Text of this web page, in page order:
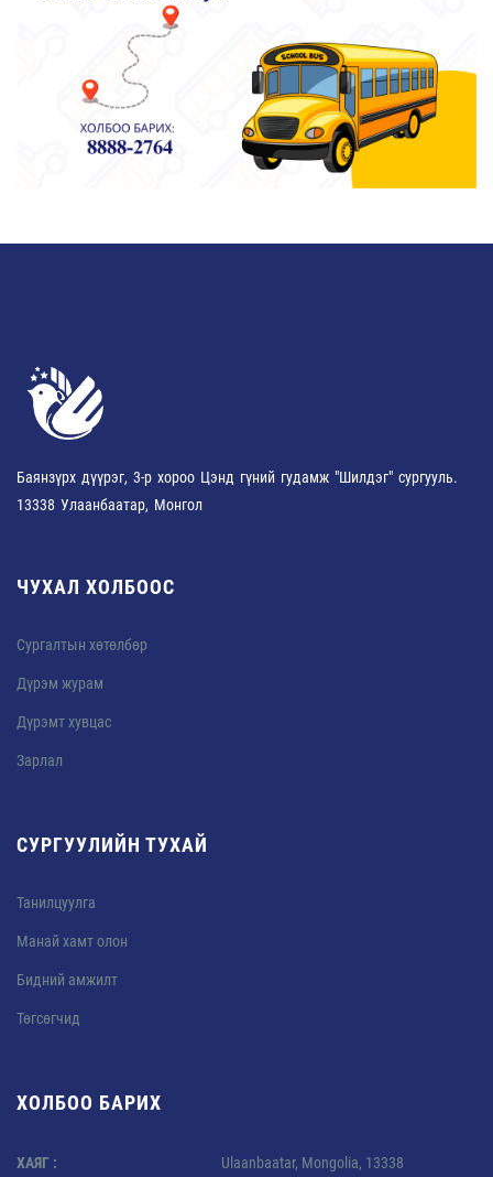
Баянзүрх дүүрэг, 3-р хороо Цэнд гүний гудамж "Шилдэг" сургууль.
13338 Улаанбаатар, Монгол
ЧУХАЛ ХОЛБООС
Сургалтын хөтөлбөр
Дүрэм журам
Дүрэмт хувцас
Зарлал
СУРГУУЛИЙН ТУХАЙ
Танилцуулга
Манай хамт олон
Бидний амжилт
Төгсөгчид
ХОЛБОО БАРИХ
ХАЯГ : Ulaanbaatar, Mongolia, 13338